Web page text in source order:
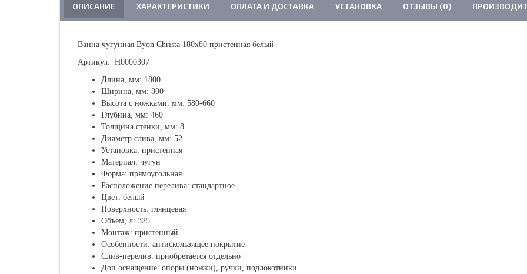
ОПИСАНИЕ ХАРАКТЕРИСТИКИ ОПЛАТА И ДОСТАВКА УСТАНОВКА ОТЗЫВЫ (0)
Ванна чугунная Byon Christa 180х80 пристенная белый
Артикул: Н0000307
Длина, мм: 1800
Ширина, мм: 800
Высота с ножками, мм: 580-660
Глубина, мм: 460
Толщина стенки, мм: 8
Диаметр слива, мм: 52
Установка: пристенная
Материал: чугун
Форма: прямоугольная
Расположение перелива: стандартное
Цвет: белый
Поверхность: глянцевая
Объем, л: 325
Монтаж: пристенный
Особенности: антискользящее покрытие
Слив-перелив: приобретается отдельно
Доп оснащение: опоры (ножки), ручки, подлокотники